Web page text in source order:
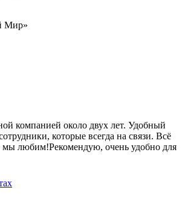
Мир»
компанией около двух лет. Удобный
которые всегда на связи. Всё
мы любим!Рекомендую, очень удобно для